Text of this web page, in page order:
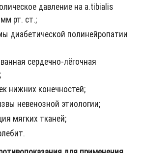
давление на a.tibialis
рт. ст.;
диабетической полинейропатии
сердечно-лёгочная
нижних конечностей;
невенозной этиологии;
мягких тканей;